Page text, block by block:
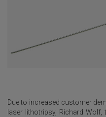
Due to increased customer
laser lithotripsy, Richard